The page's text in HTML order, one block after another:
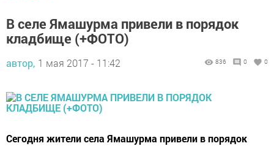
В селе Ямашурма привели в порядок
кладбище (+ФОТО)
автор, 1 мая 2017 - 11:42 836 0 0
Сегодня жители села Ямашурма привели в порядок